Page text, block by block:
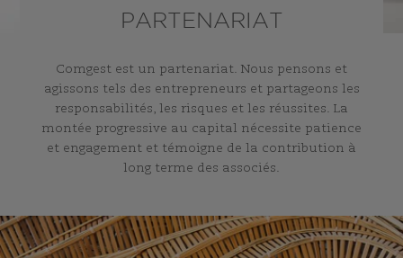
PARTENARIAT
Comgest est un partenariat. Nous pensons et
agissons tels des entrepreneurs et partageons les
responsabilités, les risques et les réussites. La
montée progressive au capital nécessite patience
et engagement et témoigne de la contribution à
long terme des associés.